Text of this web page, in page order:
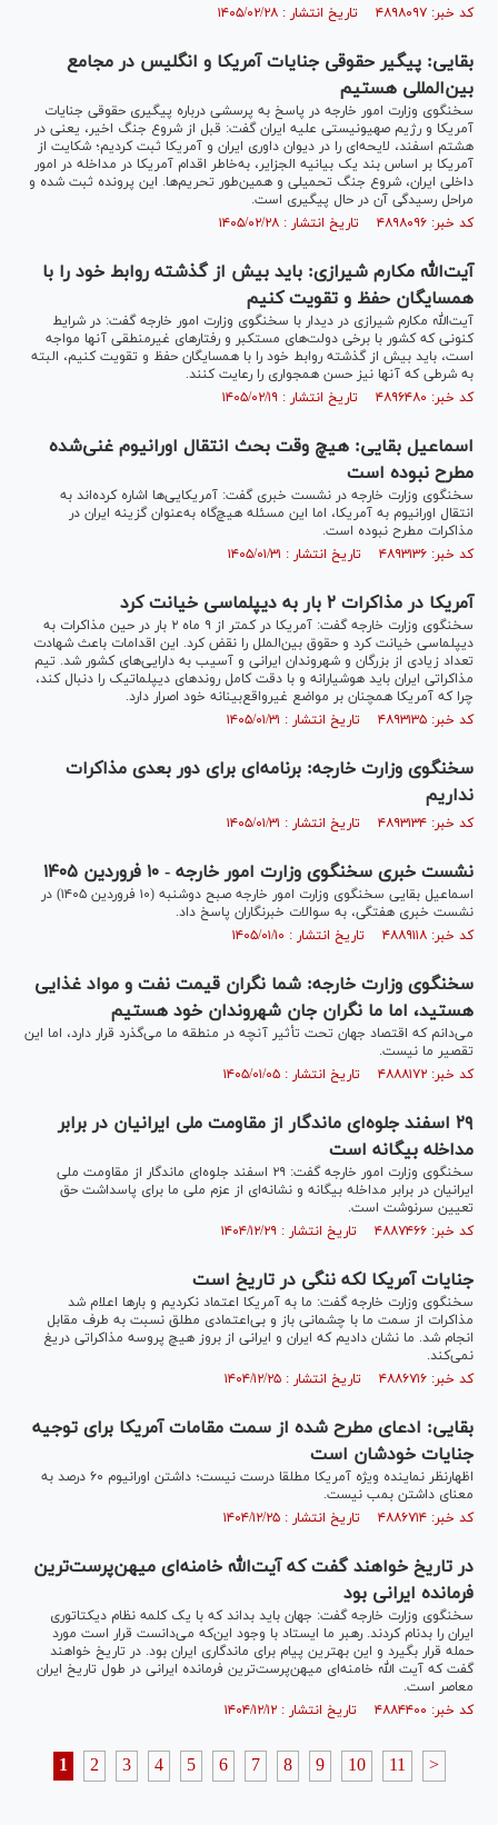
کد خبر: ۴۸۹۸۰۹۷ تاریخ انتشار : ۱۴۰۵/۰۲/۲۸
بقایی: پیگیر حقوقی جنایات آمریکا و انگلیس در مجامع
بین‌المللی هستیم
سخنگوی وزارت امور خارجه در پاسخ به پرسشی درباره پیگیری حقوقی جنایات
آمریکا و رژیم صهیونیستی علیه ایران گفت: قبل از شروع جنگ اخیر، یعنی در
هشتم اسفند، لایحه‌ای را در دیوان داوری ایران و آمریکا ثبت کردیم؛ شکایت از
آمریکا بر اساس بند یک بیانیه الجزایر، به‌خاطر اقدام آمریکا در مداخله در امور
داخلی ایران، شروع جنگ تحمیلی و همین‌طور تحریم‌ها. این پرونده ثبت شده و
مراحل رسیدگی آن در حال پیگیری است.
کد خبر: ۴۸۹۸۰۹۶ تاریخ انتشار : ۱۴۰۵/۰۲/۲۸
آیت‌الله مکارم شیرازی: باید بیش از گذشته روابط خود را با
همسایگان حفظ و تقویت کنیم
آیت‌الله مکارم شیرازی در دیدار با سخنگوی وزارت امور خارجه گفت: در شرایط
کنونی که کشور با برخی دولت‌های مستکبر و رفتار‌های غیرمنطقی آنها مواجه
است، باید بیش از گذشته روابط خود را با همسایگان حفظ و تقویت کنیم، البته
به شرطی که آنها نیز حسن همجواری را رعایت کنند.
کد خبر: ۴۸۹۶۴۸۰ تاریخ انتشار : ۱۴۰۵/۰۲/۱۹
اسماعیل بقایی: هیچ وقت بحث انتقال اورانیوم غنی‌شده
مطرح نبوده است
سخنگوی وزارت خارجه در نشست خبری گفت: آمریکایی‌ها اشاره کرده‌اند به
انتقال اورانیوم به آمریکا، اما این مسئله هیچ‌گاه به‌عنوان گزینه ایران در
مذاکرات مطرح نبوده است.
کد خبر: ۴۸۹۳۱۳۶ تاریخ انتشار : ۱۴۰۵/۰۱/۳۱
آمریکا در مذاکرات ۲ بار به دیپلماسی خیانت کرد
سخنگوی وزارت خارجه گفت: آمریکا در کمتر از ۹ ماه ۲ بار در حین مذاکرات به
دیپلماسی خیانت کرد و حقوق بین‌الملل را نقض کرد. این اقدامات باعث شهادت
تعداد زیادی از بزرگان و شهروندان ایرانی و آسیب به دارایی‌های کشور شد. تیم
مذاکراتی ایران باید هوشیارانه و با دقت کامل روندهای دیپلماتیک را دنبال کند،
چرا که آمریکا همچنان بر مواضع غیرواقع‌بینانه خود اصرار دارد.
کد خبر: ۴۸۹۳۱۳۵ تاریخ انتشار : ۱۴۰۵/۰۱/۳۱
سخنگوی وزارت خارجه: برنامه‌ای برای دور بعدی مذاکرات
نداریم
کد خبر: ۴۸۹۳۱۳۴ تاریخ انتشار : ۱۴۰۵/۰۱/۳۱
نشست خبری سخنگوی وزارت امور خارجه - ۱۰ فروردین ۱۴۰۵
اسماعیل بقایی سخنگوی وزارت امور خارجه صبح دوشنبه (۱۰ فروردین ۱۴۰۵) در
نشست خبری هفتگی، به سوالات خبرنگاران پاسخ داد.
کد خبر: ۴۸۸۹۱۱۸ تاریخ انتشار : ۱۴۰۵/۰۱/۱۰
سخنگوی وزارت خارجه: شما نگران قیمت نفت و مواد غذایی
هستید، اما ما نگران جان شهروندان خود هستیم
می‌دانم که اقتصاد جهان تحت تأثیر آنچه در منطقه ما می‌گذرد قرار دارد، اما این
تقصیر ما نیست.
کد خبر: ۴۸۸۸۱۷۲ تاریخ انتشار : ۱۴۰۵/۰۱/۰۵
۲۹ اسفند جلوه‌ای ماندگار از مقاومت ملی ایرانیان در برابر
مداخله بیگانه است
سخنگوی وزارت امور خارجه گفت: ۲۹ اسفند جلوه‌ای ماندگار از مقاومت ملی
ایرانیان در برابر مداخله بیگانه و نشانه‌ای از عزم ملی ما برای پاسداشت حق
تعیین سرنوشت است.
کد خبر: ۴۸۸۷۴۶۶ تاریخ انتشار : ۱۴۰۴/۱۲/۲۹
جنایات آمریکا لکه ننگی در تاریخ است
سخنگوی وزارت خارجه گفت: ما به آمریکا اعتماد نکردیم و بار‌ها اعلام شد
مذاکرات از سمت ما با چشمانی باز و بی‌اعتمادی مطلق نسبت به طرف مقابل
انجام شد. ما نشان دادیم که ایران و ایرانی از بروز هیچ پروسه مذاکراتی دریغ
نمی‌کند.
کد خبر: ۴۸۸۶۷۱۶ تاریخ انتشار : ۱۴۰۴/۱۲/۲۵
بقایی: ادعای مطرح شده از سمت مقامات آمریکا برای توجیه
جنایات خودشان است
اظهارنظر نماینده ویژه آمریکا مطلقا درست نیست؛ داشتن اورانیوم ۶۰ درصد به
معنای داشتن بمب نیست.
کد خبر: ۴۸۸۶۷۱۴ تاریخ انتشار : ۱۴۰۴/۱۲/۲۵
در تاریخ خواهند گفت که آیت‌الله خامنه‌ای میهن‌پرست‌ترین
فرمانده ایرانی بود
سخنگوی وزارت خارجه گفت: جهان باید بداند که با یک کلمه نظام دیکتاتوری
ایران را بدنام کردند. رهبر ما ایستاد با وجود این‌که می‌دانست قرار است مورد
حمله قرار بگیرد و این بهترین پیام برای ماندگاری ایران بود. در تاریخ خواهند
گفت که آیت الله خامنه‌ای میهن‌پرست‌ترین فرمانده ایرانی در طول تاریخ ایران
معاصر است.
کد خبر: ۴۸۸۴۴۰۰ تاریخ انتشار : ۱۴۰۴/۱۲/۱۲
1 2 3 4 5 6 7 8 9 10 11 >